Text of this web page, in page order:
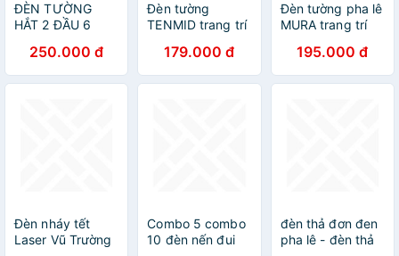
ĐÈN TƯỜNG
HẮT 2 ĐẦU 6
TRỜI, TRONG
NHÀ
250.000 đ
Đèn tường
TENMID trang trí
bóng LED
chuyên dụng
179.000 đ
Đèn tường pha lê
MURA trang trí
trọng - kèm bóng
LED chuyên
dụng.
195.000 đ
Đèn nháy tết
Laser Vũ Trường
Combo 5 combo
10 đèn nến đui
đèn thả đơn đen
pha lê - đèn thả